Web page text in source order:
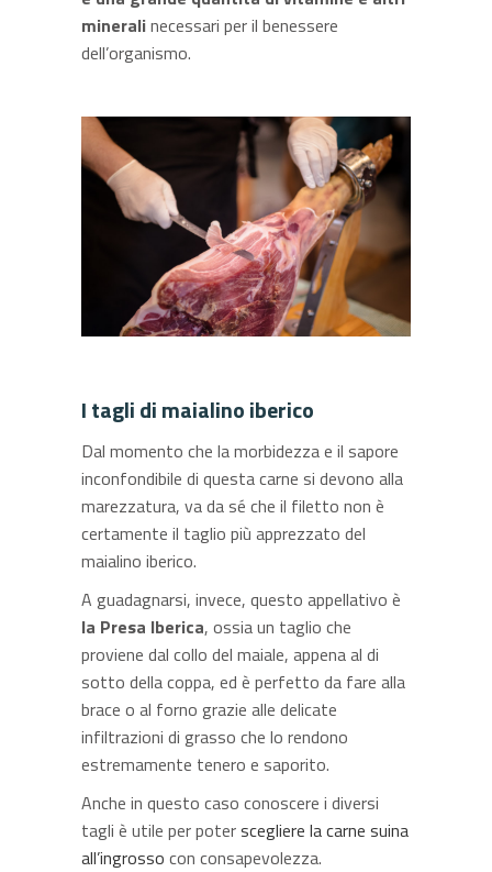
mineralinecessari per il benessere
dell’organismo.
I tagli di maialino iberico
Dal momento che la morbidezza e il sapore
inconfondibile di questa carne si devono alla
marezzatura, va da sé che il filetto non è
certamente il taglio più apprezzato del
maialino iberico.
A guadagnarsi, invece, questo appellativo è
la Presa Iberica, ossia un taglio che
proviene dal collo del maiale, appena al di
sotto della coppa, ed è perfetto da fare alla
brace o al forno grazie alle delicate
infiltrazioni di grasso che lo rendono
estremamente tenero e saporito.
Anche in questo caso conoscere i diversi
tagli è utile per poterscegliere la carne suina
all’ingrosso con consapevolezza.